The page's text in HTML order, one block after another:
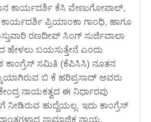
ಕಾರ್ಯದರ್ಶಿ ಕೆಸಿ ವೇಣುಗೋಪಾಲ್,
ಪ್ರಿಯಾಂಕಾ ಗಾಂಧಿ, ಹಾಗೂ
ರಣದೀಪ್ ಸಿಂಗ್ ಸುರ್ಜಿವಾಲಾ
ಹೇಳಲು ಬಯಸುತ್ತೇನೆ ಎಂದು
ಕಾಂಗ್ರೆಸ್ ಸಮಿತಿ (ಕೆಪಿಸಿಸಿ) ನೂತನ
ಬಿ ಕೆ ಹರಿಪ್ರಸಾದ್ ಅವರು
ನಾಯಕತ್ವದ ಈ ನಿರ್ಧಾರವು
ನೀಡಿರುವ ಹುದ್ದೆಯಲ್ಲ. ಇದು ಕಾಂಗ್ರೆಸ್
ಸಾಮಾಜಿಕ ನ್ಯಾಯ,